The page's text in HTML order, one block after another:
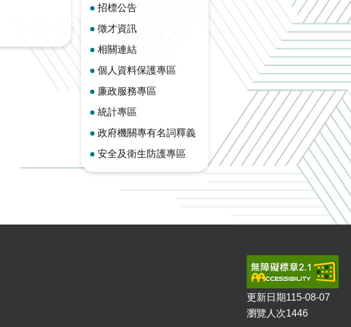
招標公告
徵才資訊
相關連結
個人資料保護專區
廉政服務專區
統計專區
政府機關專有名詞釋義
安全及衛生防護專區
更新日期115-08-07
瀏覽人次1446